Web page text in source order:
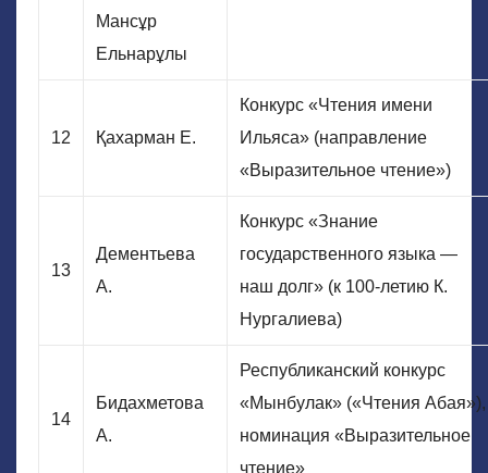
Мансұр
Ельнарұлы
12 Қахарман Е.
Конкурс «Чтения имени
Ильяса» (направление
«Выразительное чтение»)
13
Дементьева
А.
Конкурс «Знание
государственного языка —
наш долг» (к 100-летию К.
Нургалиева)
14
Бидахметова
А.
Республиканский конкурс
«Мынбулак» («Чтения Абая»),
номинация «Выразительное
чтение»